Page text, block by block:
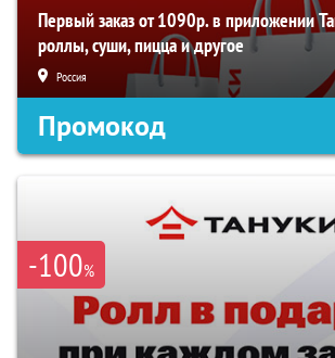
Первый заказ от 1090р. в приложении
роллы, суши, пицца и другое
Россия
Промокод
-100%